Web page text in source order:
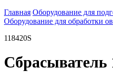
Главная Оборудование для
Оборудование для обработки
118420S
Сбрасыватель